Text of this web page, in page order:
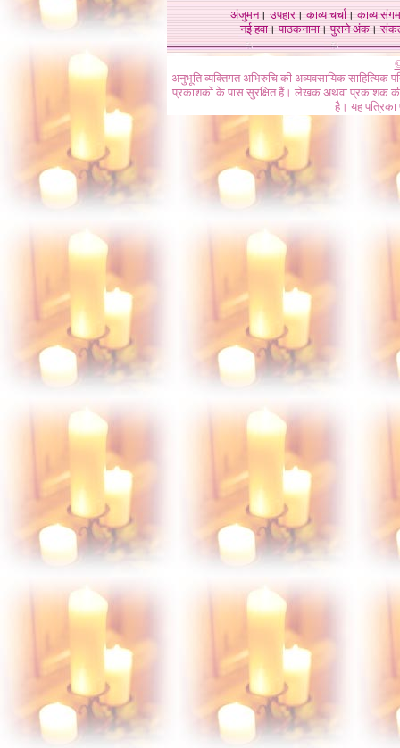
अंजुमन।उपहार।काव्य चर्चा।काव्य संगम
नई हवा। पाठकनामा। पुराने अंक।
अनुभूति व्यक्तिगत अभिरुचि की अव्यवसायिक
प्रकाशकों के पास सुरक्षित हैं। लेखक अथवा प्रकाशक की
है। यह पत्रिका